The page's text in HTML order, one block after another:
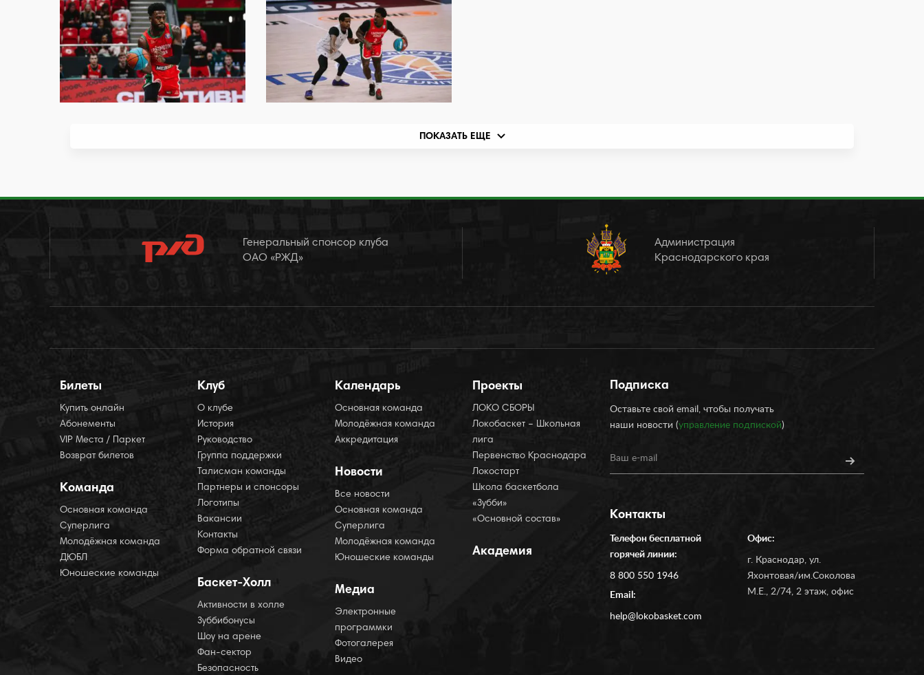
ПОКАЗАТЬ ЕЩЕ
Генеральный спонсор клуба
ОАО «РЖД»
Администрация
Краснодарского края
Билеты
Купить онлайн
Абонементы
VIP Места / Паркет
Возврат билетов
Команда
Основная команда
Суперлига
Молодёжная команда
ДЮБЛ
Юношеские команды
Клуб
О клубе
История
Руководство
Группа поддержки
Талисман команды
Партнеры и спонсоры
Логотипы
Вакансии
Контакты
Форма обратной связи
Баскет-Холл
Активности в холле
Зуббибонусы
Шоу на арене
Фан-сектор
Безопасность
Календарь
Основная команда
Молодёжная команда
Аккредитация
Новости
Все новости
Основная команда
Суперлига
Молодёжная команда
Юношеские команды
Медиа
Электронные
программки
Фотогалерея
Видео
Проекты
ЛОКО СБОРЫ
Локобаскет – Школьная
лига
Первенство Краснодара
Локостарт
Школа баскетбола
«Зубби»
«Основной состав»
Академия
Подписка
Оставьте свой email, чтобы получать
наши новости (управление подпиской)
Контакты
Телефон бесплатной
горячей линии:
8 800 550 1946
Email:
help@lokobasket.com
Офис:
г. Краснодар, ул.
Яхонтовая/им.Соколова
М.Е., 2/74, 2 этаж, офис